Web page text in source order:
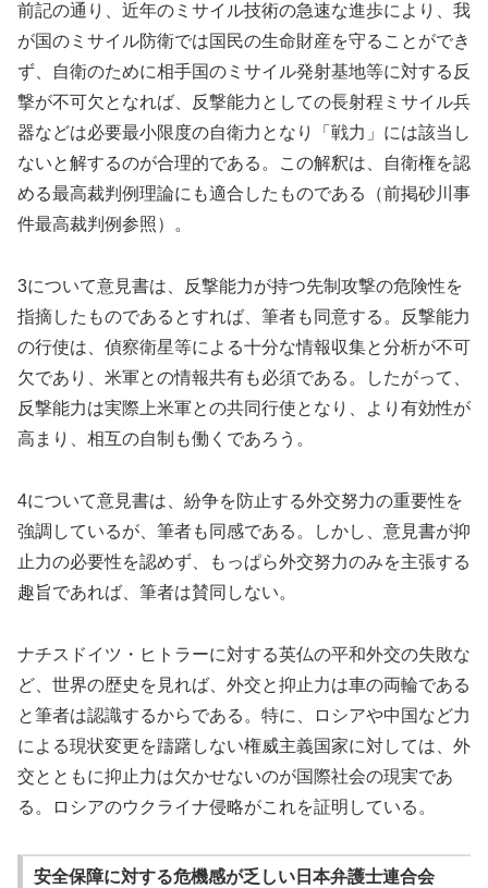
前記の通り、近年のミサイル技術の急速な進歩により、我
が国のミサイル防衛では国民の生命財産を守ることができ
ず、自衛のために相手国のミサイル発射基地等に対する反
撃が不可欠となれば、反撃能力としての長射程ミサイル兵
器などは必要最小限度の自衛力となり「戦力」には該当し
ないと解するのが合理的である。この解釈は、自衛権を認
める最高裁判例理論にも適合したものである（前掲砂川事
件最高裁判例参照）。
3について意見書は、反撃能力が持つ先制攻撃の危険性を
指摘したものであるとすれば、筆者も同意する。反撃能力
の行使は、偵察衛星等による十分な情報収集と分析が不可
欠であり、米軍との情報共有も必須である。したがって、
反撃能力は実際上米軍との共同行使となり、より有効性が
高まり、相互の自制も働くであろう。
4について意見書は、紛争を防止する外交努力の重要性を
強調しているが、筆者も同感である。しかし、意見書が抑
止力の必要性を認めず、もっぱら外交努力のみを主張する
趣旨であれば、筆者は賛同しない。
ナチスドイツ・ヒトラーに対する英仏の平和外交の失敗な
ど、世界の歴史を見れば、外交と抑止力は車の両輪である
と筆者は認識するからである。特に、ロシアや中国など力
による現状変更を躊躇しない権威主義国家に対しては、外
交とともに抑止力は欠かせないのが国際社会の現実であ
る。ロシアのウクライナ侵略がこれを証明している。
安全保障に対する危機感が乏しい日本弁護士連合会